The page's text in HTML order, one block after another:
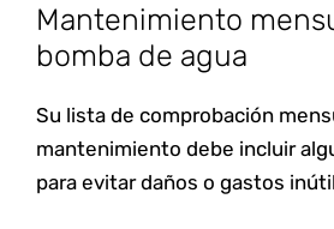
Mantenimiento
bomba de agua
Su lista de comprobación
mantenimiento debe incluir
para evitar daños o gastos